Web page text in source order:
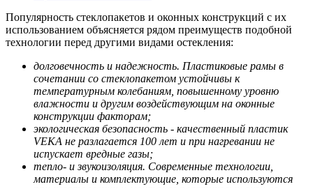
Популярность стеклопакетов и оконных конструкций с их
использованием объясняется рядом преимуществ подобной
технологии перед другими видами остекления:
долговечность и надежность. Пластиковые рамы в
сочетании со стеклопакетом устойчивы к
температурным колебаниям, повышенному уровню
влажности и другим воздействующим на оконные
конструкции факторам;
экологическая безопасность - качественный пластик
VEKA не разлагается 100 лет и при нагревании не
испускает вредные газы;
тепло- и звукоизоляция. Современные технологии,
материалы и комплектующие, которые используются